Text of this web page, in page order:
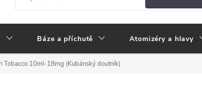
Báze a příchutě Atomizéry a hlavy
Tobacco 10ml-18mg (Kubánský doutník)